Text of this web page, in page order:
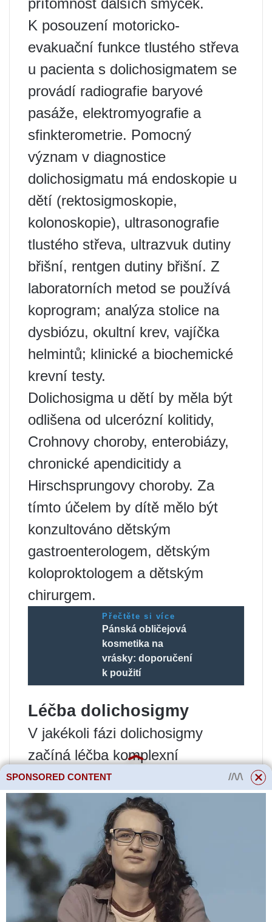
K posouzení motoricko-
evakuační funkce tlustého střeva
u pacienta s dolichosigmatem se
provádí radiografie baryové
pasáže, elektromyografie a
sfinkterometrie. Pomocný
význam v diagnostice
dolichosigmatu má endoskopie u
dětí (rektosigmoskopie,
kolonoskopie), ultrasonografie
tlustého střeva, ultrazvuk dutiny
břišní, rentgen dutiny břišní. Z
laboratorních metod se používá
koprogram; analýza stolice na
dysbiózu, okultní krev, vajíčka
helmintů; klinické a biochemické
krevní testy.
Dolichosigma u dětí by měla být
odlišena od ulcerózní kolitidy,
Crohnovy choroby, enterobiázy,
chronické apendicitidy a
Hirschsprungovy choroby. Za
tímto účelem by dítě mělo být
konzultováno dětským
gastroenterologem, dětským
koloproktologem a dětským
chirurgem.
Přečtěte si více
Pánská obličejová
kosmetika na
vrásky: doporučení
k použití
Léčba dolichosigmy
V jakékoli fázi dolichosigmy
začíná léčba komplexní
konzervativní terapií. Vedoucí
úloha v terapeutických opatřeních
je dána normalizaci trávicího
traktu prostřednictvím stravy –
frakční jídla, konzumace potravin
bohatých na vlákninu (zelenina,
celozrnný chléb, otruby, ovoce,
SPONSORED CONTENT